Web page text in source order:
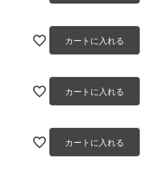
カートに入れる
カートに入れる
カートに入れる